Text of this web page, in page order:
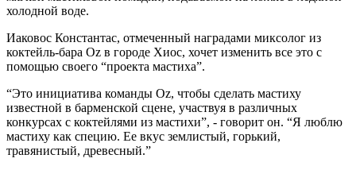
холодной воде.
Иаковос Константас, отмеченный наградами миксолог из
коктейль-бара Oz в городе Хиос, хочет изменить все это с
помощью своего “проекта мастиха”.
“Это инициатива команды Oz, чтобы сделать мастиху
известной в барменской сцене, участвуя в различных
конкурсах с коктейлями из мастихи”, - говорит он. “Я люблю
мастиху как специю. Ее вкус землистый, горький,
травянистый, древесный.”